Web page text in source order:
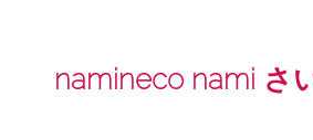
namineco nami さ